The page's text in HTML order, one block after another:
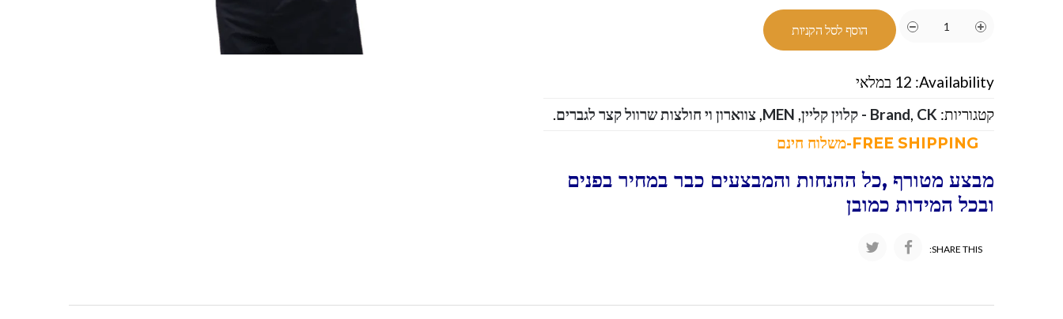
הוסף לסל הקניות
Availability: 12 במלאי
קטגוריות:
Brand, CK - קלוין קליין ,
MEN
,צווארון וי חולצות שרוול קצר לגברים.
מבצע מטורף ,כל ההנחות והמבצעים כבר במחיר בפנים
ובכל המידות כמובן
SHARE THIS: